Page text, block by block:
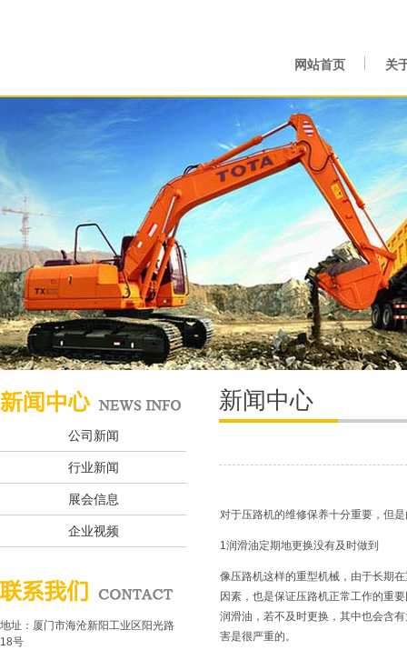
网站首页 关
公司新闻
行业新闻
展会信息
企业视频
地址：厦门市海沧新阳工业区阳光路
18号
新闻中心
对于压路机的维修保养十分重要，但
1润滑油定期地更换没有及时做到
像压路机这样的重型机械，由于长期
因素，也是保证压路机正常工作的重
润滑油，若不及时更换，其中也会含
害是很严重的。